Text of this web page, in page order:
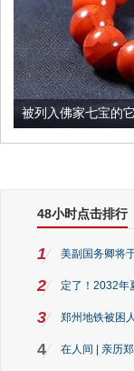
被列入佛家七宝的
48小时点击排行
1 美副国务卿将
2 定了！2032年
3 郑州地铁被困
4 在人间 | 亲历